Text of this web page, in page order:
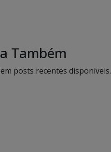
Também
posts recentes disponíveis.